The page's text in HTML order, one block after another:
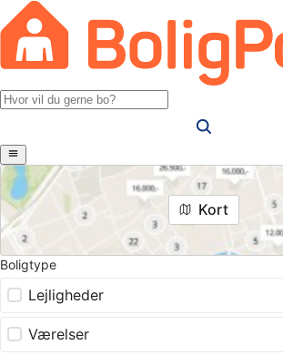
Kort
Boligtype
Lejligheder
Værelser